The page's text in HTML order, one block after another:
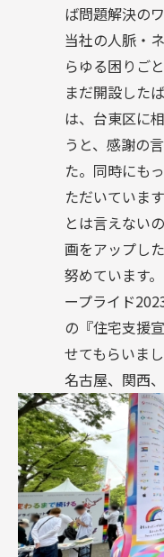
ば問題解決の
当社の人脈・
らゆる困りご
まだ開設した
は、台東区に
うと、感謝の
た。同時にも
ただいていま
とは言えない
画をアップし
努めています
ープライド
の『住宅支援
せてもらいま
名古屋、関西